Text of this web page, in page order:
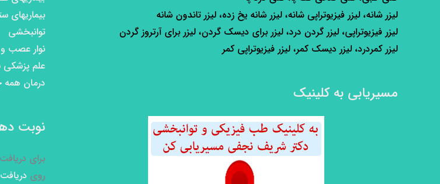
لیزر شانه، لیزر فیزیوتراپی شانه، لیزر شانه یخ زده، لیزر تاندون شانه
لیزر فیزیوتراپی، لیزر گردن درد، لیزر برای دیسک گردن، لیزر برای آرتروز گردن
لیزر کمردرد، لیزر دیسک کمر، لیزر فیزیوتراپی کمر
مسیریابی به کلینیک
بیماریهای
توانبخشی
نوار عصب
علم پزشکی
درمان همه
نوبت
برای
روی